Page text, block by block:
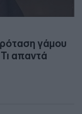
γάμου
απαντά